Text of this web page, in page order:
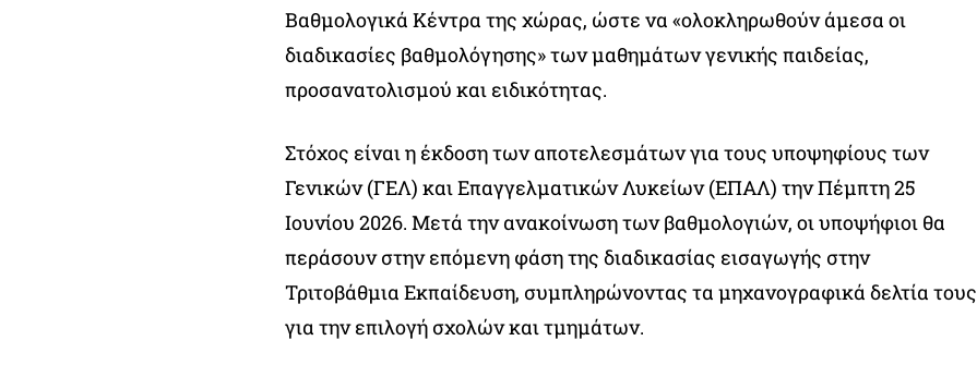
Βαθμολογικά Κέντρα της χώρας, ώστε να «ολοκληρωθούν άμεσα οι
διαδικασίες βαθμολόγησης» των μαθημάτων γενικής παιδείας,
προσανατολισμού και ειδικότητας.
Στόχος είναι η έκδοση των αποτελεσμάτων για τους υποψηφίους των
Γενικών (ΓΕΛ) και Επαγγελματικών Λυκείων (ΕΠΑΛ) την Πέμπτη 25
Ιουνίου 2026. Μετά την ανακοίνωση των βαθμολογιών, οι υποψήφιοι θα
περάσουν στην επόμενη φάση της διαδικασίας εισαγωγής στην
Τριτοβάθμια Εκπαίδευση, συμπληρώνοντας τα μηχανογραφικά δελτία τους
για την επιλογή σχολών και τμημάτων.